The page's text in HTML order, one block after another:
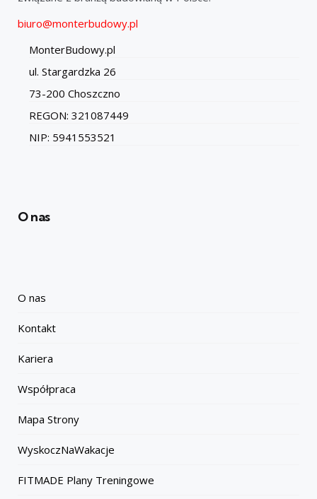
biuro@monterbudowy.pl
MonterBudowy.pl
ul. Stargardzka 26
73-200 Choszczno
REGON: 321087449
NIP: 5941553521
O nas
O nas
Kontakt
Kariera
Współpraca
Mapa Strony
WyskoczNaWakacje
FITMADE Plany Treningowe